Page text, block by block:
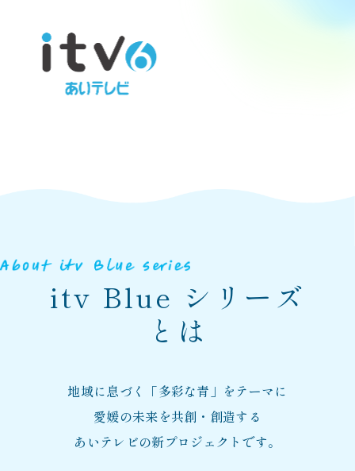
itv Blue シリーズ
とは
地域に息づく「多彩な青」をテーマに
愛媛の未来を共創・創造する
あいテレビの新プロジェクトです。